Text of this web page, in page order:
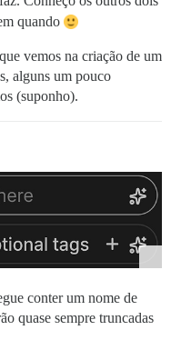
quando
vemos na criação de um
alguns um pouco
(suponho).
conter um nome de
quase sempre truncadas